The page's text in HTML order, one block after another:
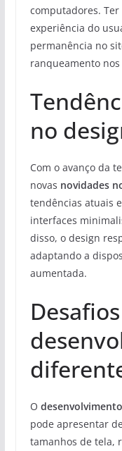
computadores.
experiência do
permanência no
ranqueamento
no
Com o avanço da
novas novidades
tendências atuais
interfaces
disso, o design
adaptando a
aumentada.
O
pode apresentar
tamanhos de tela,